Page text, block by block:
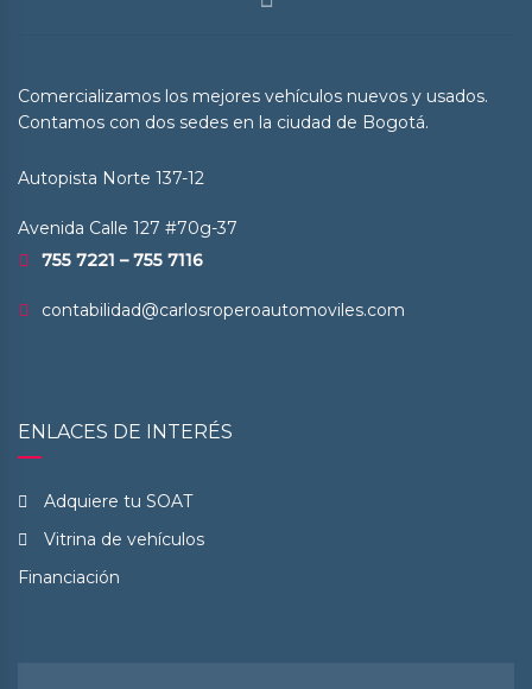
Comercializamos los mejores vehículos nuevos y usados.
Contamos con dos sedes en la ciudad de Bogotá.
Autopista Norte 137-12
Avenida Calle 127 #70g-37
755 7221 – 755 7116
contabilidad@carlosroperoautomoviles.com
ENLACES DE INTERÉS
Adquiere tu SOAT
Vitrina de vehículos
Financiación